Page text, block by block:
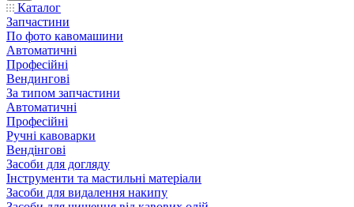
Каталог
Запчастини
По фото кавомашини
Автоматичні
Професійні
Вендингові
За типом запчастини
Автоматичні
Професійні
Ручні кавоварки
Вендінгові
Засоби для догляду
Інструменти та мастильні матеріали
Засоби для видалення накипу